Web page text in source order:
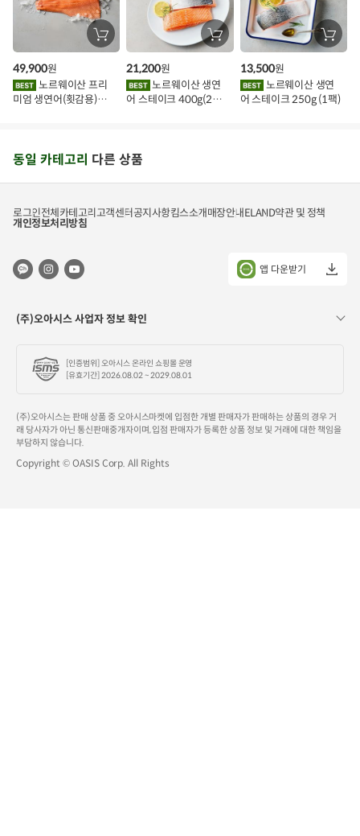
장
바
에
담
기
노르웨이산 프리
미엄 생연어(횟감용)
49,900원
장
바
에
담
기
노르웨이산 생연
어 스테이크 400g(2조
21,200원
장
바
에
담
기
어 스테이크 250g (1팩)
13,500원
동일 카테고리 다른 상품
로그인전체카테고리고객센터공지사항킴스소개매장안내ELAND약관 및 정책
개인정보처리방침
앱 다운받기
(주)오아시스 사업자 정보 확인
[인증범위] 오아시스 온라인 쇼핑몰 운영
[유효기간] 2026.08.02 ~ 2029.08.01
(주)오아시스는 판매 상품 중 오아시스마켓에 입점한 개별 판매자가 판매하는 상품의 경우 거
래 당사자가 아닌 통신판매중개자이며, 입점 판매자가 등록한 상품 정보 및 거래에 대한 책임을
부담하지 않습니다.
Copyright © OASIS Corp. All Rights